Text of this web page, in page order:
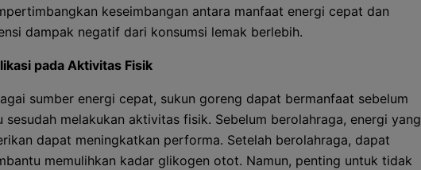
keseimbangan antara manfaat energi cepat dan
dampak negatif dari konsumsi lemak berlebih.
pada Aktivitas Fisik
sumber energi cepat, sukun goreng dapat bermanfaat sebelum
sesudah melakukan aktivitas fisik. Sebelum berolahraga, energi yang
dapat meningkatkan performa. Setelah berolahraga, dapat
memulihkan kadar glikogen otot. Namun, penting untuk tidak